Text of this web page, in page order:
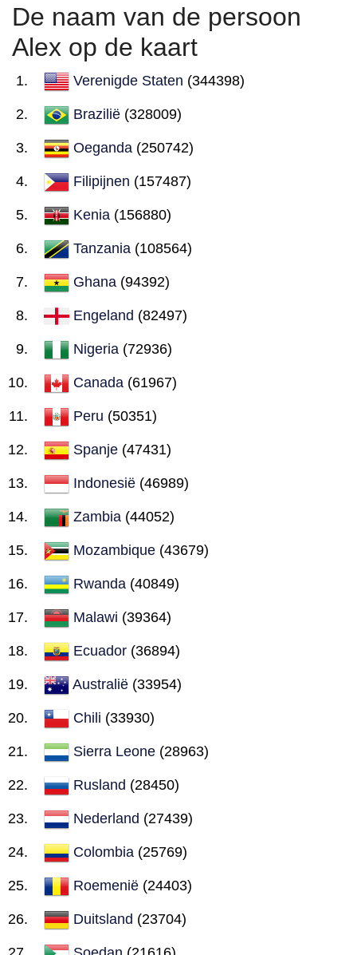
De naam van de persoon
Alex op de kaart
Verenigde Staten (344398)
Brazilië (328009)
Oeganda (250742)
Filipijnen (157487)
Kenia (156880)
Tanzania (108564)
Ghana (94392)
Engeland (82497)
Nigeria (72936)
Canada (61967)
Peru (50351)
Spanje (47431)
Indonesië (46989)
Zambia (44052)
Mozambique (43679)
Rwanda (40849)
Malawi (39364)
Ecuador (36894)
Australië (33954)
Chili (33930)
Sierra Leone (28963)
Rusland (28450)
Nederland (27439)
Colombia (25769)
Roemenië (24403)
Duitsland (23704)